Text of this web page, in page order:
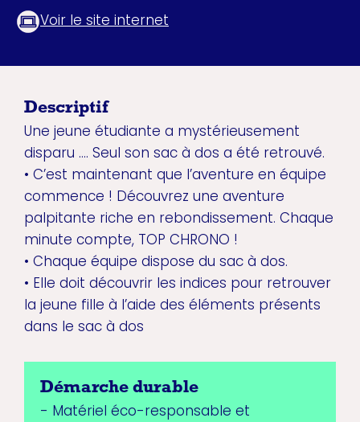
Voir le site internet
Descriptif
Une jeune étudiante a mystérieusement
disparu .... Seul son sac à dos a été retrouvé.
• C’est maintenant que l’aventure en équipe
commence ! Découvrez une aventure
palpitante riche en rebondissement. Chaque
minute compte, TOP CHRONO !
• Chaque équipe dispose du sac à dos.
• Elle doit découvrir les indices pour retrouver
la jeune fille à l’aide des éléments présents
dans le sac à dos
Démarche durable
- Matériel éco-responsable et